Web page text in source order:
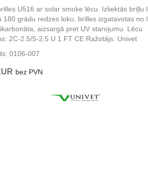
U516 ar solar smoke lēcu. Izliektās briļļu
180 grādu redzes loku, brilles izgatavotas no
aizsargā pret UV starojumu. Lēcu
2C-2.5/5-2.5 U 1 FT CE Ražotājs: Univet
0106-007
bez PVN